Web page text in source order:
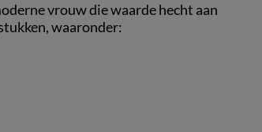
vrouw die waarde hecht aan
waaronder: